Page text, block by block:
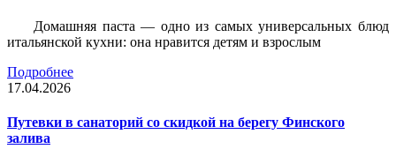
Домашняя паста — одно из самых универсальных блюд
итальянской кухни: она нравится детям и взрослым
Подробнее
17.04.2026
Путевки в санаторий со скидкой на берегу Финского
залива